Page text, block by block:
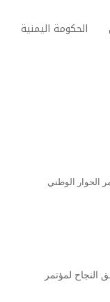
الحكومة اليمنية
الحوار الوطني
لمؤتمر